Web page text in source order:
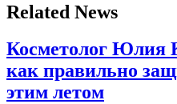
Related News
Косметолог Юлия
как правильно
этим летом